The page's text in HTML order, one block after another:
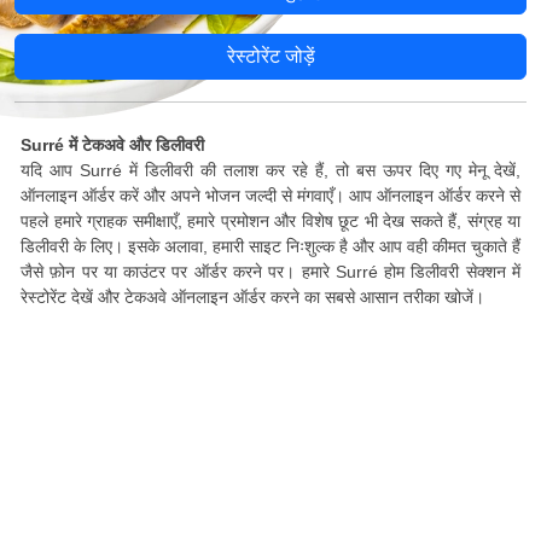
रेस्टोरेंट जोड़ें
Surré में टेकअवे और डिलीवरी
यदि आप Surré में डिलीवरी की तलाश कर रहे हैं, तो बस ऊपर दिए गए मेनू देखें,
ऑनलाइन ऑर्डर करें और अपने भोजन जल्दी से मंगवाएँ। आप ऑनलाइन ऑर्डर करने से
पहले हमारे ग्राहक समीक्षाएँ, हमारे प्रमोशन और विशेष छूट भी देख सकते हैं, संग्रह या
डिलीवरी के लिए। इसके अलावा, हमारी साइट निःशुल्क है और आप वही कीमत चुकाते हैं
जैसे फ़ोन पर या काउंटर पर ऑर्डर करने पर। हमारे Surré होम डिलीवरी सेक्शन में
रेस्टोरेंट देखें और टेकअवे ऑनलाइन ऑर्डर करने का सबसे आसान तरीका खोजें।